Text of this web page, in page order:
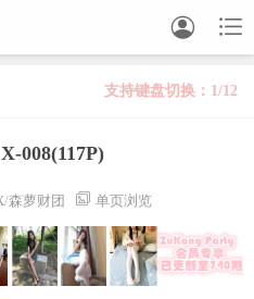


R15 SSR
支持键盘切换：1/12
008(117P)
/森萝财团  单页浏览